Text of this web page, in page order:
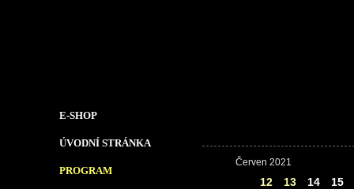
E-SHOP
ÚVODNÍ STRÁNKA
PROGRAM
Červen 2021
12 13 14 15